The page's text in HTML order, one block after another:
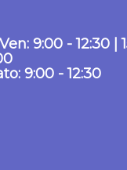
9:00 - 12:30 |
9:00 - 12:30